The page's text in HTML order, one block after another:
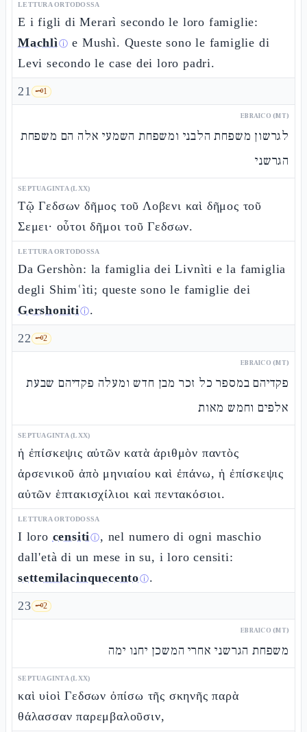
LETTURA ORTODOSSA
E i figli di Merarì secondo le loro famiglie:
Machlìⓘ e Mushì. Queste sono le famiglie di
Levi secondo le case dei loro padri.
21 🗝️1
EBRAICO (MT)
לגרשון משפחת הלבני ומשפחת השמעי אלה הם משפחת
הגרשני
SEPTUAGINTA (LXX)
Τῷ Γεδσων δῆμος τοῦ Λοβενι καὶ δῆμος τοῦ
Σεμει· οὗτοι δῆμοι τοῦ Γεδσων.
LETTURA ORTODOSSA
Da Gershòn: la famiglia dei Livnìti e la famiglia
degli Shimʿìti; queste sono le famiglie dei
Gershonitiⓘ.
22 🗝️2
EBRAICO (MT)
פקדיהם במספר כל זכר מבן חדש ומעלה פקדיהם שבעת
אלפים וחמש מאות
SEPTUAGINTA (LXX)
ἡ ἐπίσκεψις αὐτῶν κατὰ ἀριθμὸν παντὸς
ἀρσενικοῦ ἀπὸ μηνιαίου καὶ ἐπάνω, ἡ ἐπίσκεψις
αὐτῶν ἑπτακισχίλιοι καὶ πεντακόσιοι.
LETTURA ORTODOSSA
I loro censitiⓘ, nel numero di ogni maschio
dall'età di un mese in su, i loro censiti:
settemilacinquecentoⓘ.
23 🗝️2
EBRAICO (MT)
משפחת הגרשני אחרי המשכן יחנו ימה
SEPTUAGINTA (LXX)
καὶ υἱοὶ Γεδσων ὀπίσω τῆς σκηνῆς παρὰ
θάλασσαν παρεμβαλοῦσιν,